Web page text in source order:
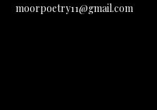
moorpoetry11@gmail.com